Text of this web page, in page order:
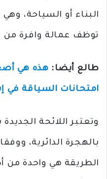
البناء أو السياحة،
توظف عمالة وافرة من
طالع أيضا: هذه هي
امتحانات السياقة في
وتعتبر اللائحة
بالهجرة الدائرية،
الطريقة هي واحدة من